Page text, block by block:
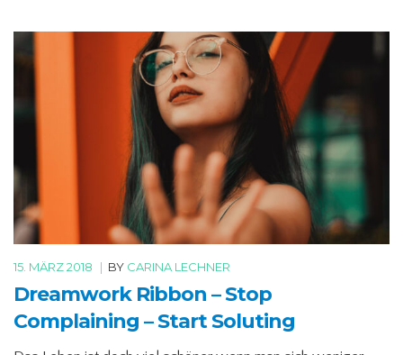
15. MÄRZ 2018 | BY CARINA LECHNER
Dreamwork Ribbon – Stop
Complaining – Start Soluting